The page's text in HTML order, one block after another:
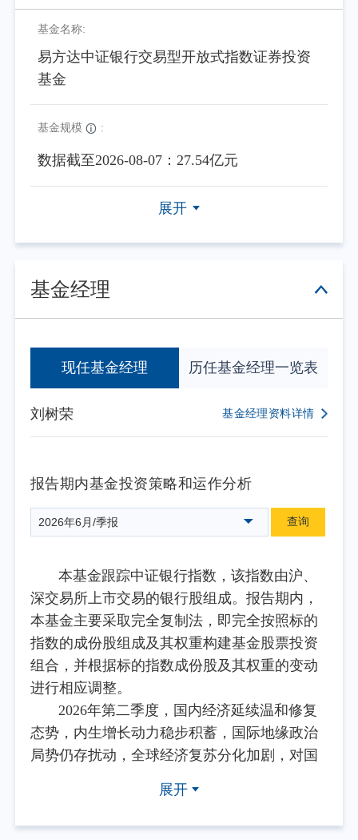
基金名称:
易方达中证银行交易型开放式指数证券投资
基金
基金规模 :
数据截至2026-08-07：27.54亿元
展开
基金经理
现任基金经理 历任基金经理一览表
刘树荣 基金经理资料详情
报告期内基金投资策略和运作分析
2026年6月/季报 查询
本基金跟踪中证银行指数，该指数由沪、
深交易所上市交易的银行股组成。报告期内，
本基金主要采取完全复制法，即完全按照标的
指数的成份股组成及其权重构建基金股票投资
组合，并根据标的指数成份股及其权重的变动
进行相应调整。
2026年第二季度，国内经济延续温和修复
态势，内生增长动力稳步积蓄，国际地缘政治
局势仍存扰动，全球经济复苏分化加剧，对国
增长政策协同发力，中央政治局会议部署下一
阶段经济工作，着力巩固经济复苏基础；央行
展开